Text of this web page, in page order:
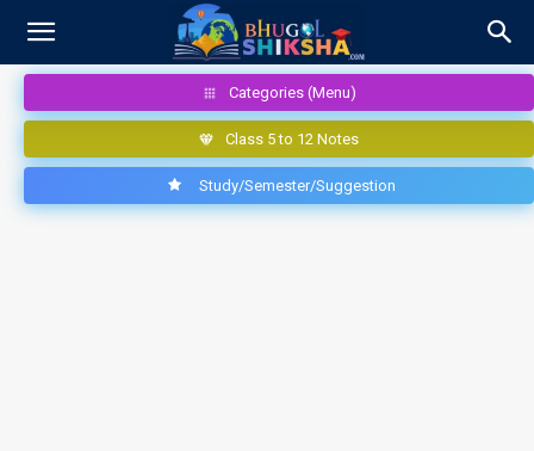
Categories (Menu)
Class 5 to 12 Notes
Study/Semester/Suggestion